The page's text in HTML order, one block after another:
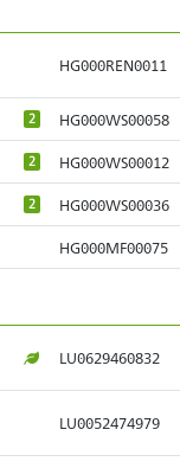
HG000REN0011
2 HG000WS00058
2 HG000WS00012
2 HG000WS00036
HG000MF00075
LU0629460832
LU0052474979